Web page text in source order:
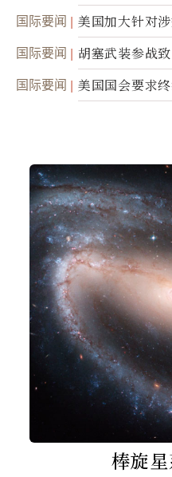
踪
国际要闻
美国加大针对
民权力度
国际要闻
胡塞武装参战
面入侵的可能性
国际要闻 美国国会要求
棒旋